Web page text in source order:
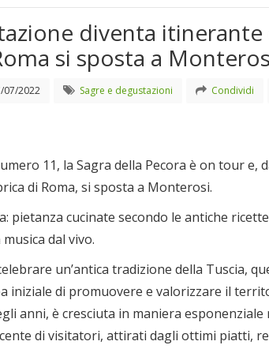
diventa itinerante
si sposta a
07/2022 Sagre e degustazioni Condividi
11, la Sagra della Pecora è on tour e,
di Roma, si sposta a Monterosi.
pietanza cucinate secondo le antiche
dal vivo.
un’antica tradizione della Tuscia,
iniziale di promuovere e valorizzare il
anni, è cresciuta in maniera
di visitatori, attirati dagli ottimi piatti,